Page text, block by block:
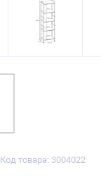
Код товара: 3004022